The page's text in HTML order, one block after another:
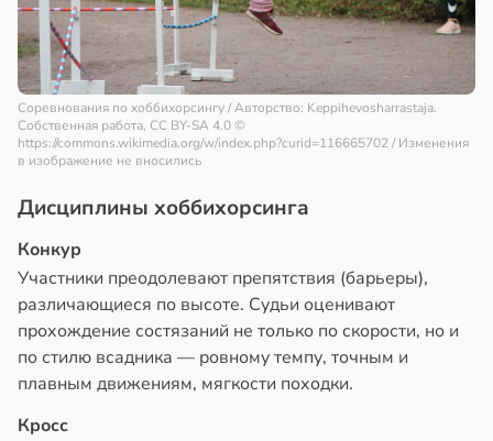
Соревнования по хоббихорсингу / Авторство: Keppihevosharrastaja.
Собственная работа, CC BY-SA 4.0©
https://commons.wikimedia.org/w/index.php?curid=116665702 / Изменения
в изображение не вносились
Дисциплины хоббихорсинга
Конкур
Участники преодолевают препятствия (барьеры),
различающиеся по высоте. Судьи оценивают
прохождение состязаний не только по скорости, но и
по стилю всадника — ровному темпу, точным и
плавным движениям, мягкости походки.
Кросс